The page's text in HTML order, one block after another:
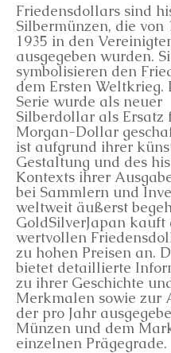
Friedensdollars sind
Silbermünzen, die von
1935 in den
ausgegeben wurden.
symbolisieren den
dem Ersten Weltkrieg.
Serie wurde als neuer
Silberdollar als Ersatz
Morgan-Dollar
ist aufgrund ihrer
Gestaltung und des
Kontexts ihrer
bei Sammlern und
weltweit äußerst
GoldSilverJapan kauft
wertvollen
zu hohen Preisen an.
bietet detaillierte
zu ihrer Geschichte
Merkmalen sowie zur
der pro Jahr
Münzen und dem
einzelnen Prägegrade.